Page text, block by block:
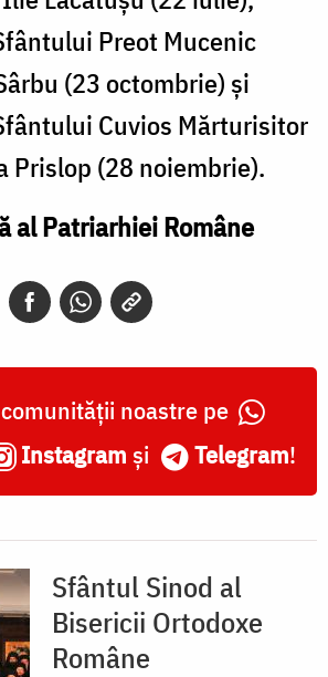
Preot Mucenic
(23 octombrie) și
Cuvios Mărturisitor
Prislop (28 noiembrie).
al Patriarhiei Române
noastre pe
Instagram și Telegram!
Sfântul Sinod al
Bisericii Ortodoxe
Române